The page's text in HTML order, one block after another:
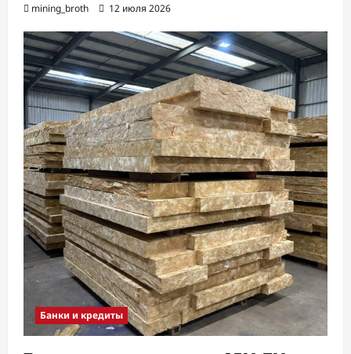
mining_broth 12 июля 2026
Банки и кредиты